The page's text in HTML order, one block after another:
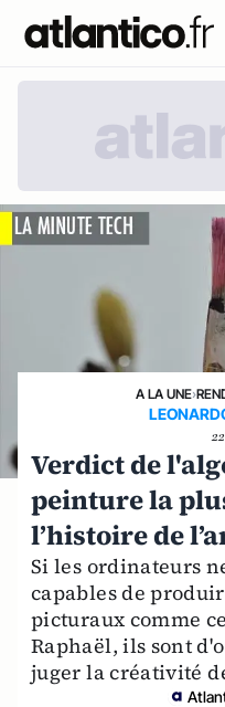
A LA UNE›
Verdict de
peinture la
l’histoire de
Si les ordinateurs
capables de
picturaux comme
Raphaël, ils sont
juger la créativité